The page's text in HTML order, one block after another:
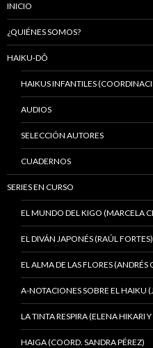
INICIO
¿QUIÉNES SOMOS?
HAIKU-DÔ
HAIKUS INFANTILES
AUDIOS
SELECCIÓN AUTORES
CUADERNOS
SERIES EN CURSO
EL MUNDO DEL KIGO (MARCELA
EL DIVÁN JAPONÉS (RAÚL FORTES)
EL ALMA DE LAS FLORES (ANDRÉS
A-NOTACIONES SOBRE EL HAIKU
LA TINTA RESPIRA (ELENA HIKARI
HAIGA (COORD. SANDRA PÉREZ)